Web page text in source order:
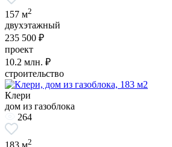
157 м2
двухэтажный
235 500 ₽
проект
10.2 млн. ₽
строительство
Клери
дом из газоблока
264
2